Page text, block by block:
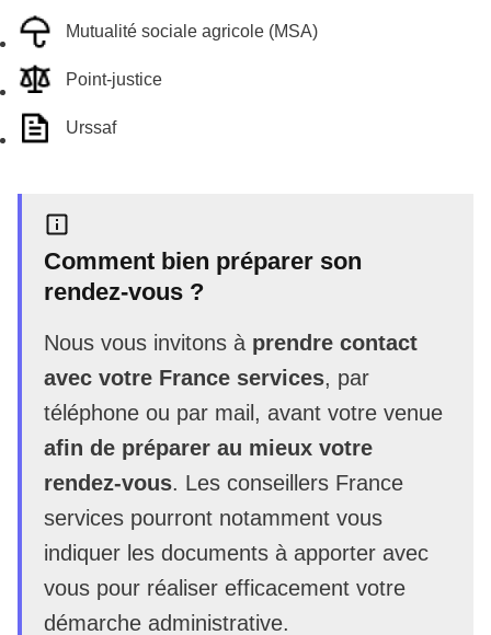
Mutualité sociale agricole (MSA)
Point-justice
Urssaf
Comment bien préparer son
rendez-vous ?
Nous vous invitons à prendre contact
avec votre France services, par
téléphone ou par mail, avant votre venue
afin de préparer au mieux votre
rendez-vous. Les conseillers France
services pourront notamment vous
indiquer les documents à apporter avec
vous pour réaliser efficacement votre
démarche administrative.